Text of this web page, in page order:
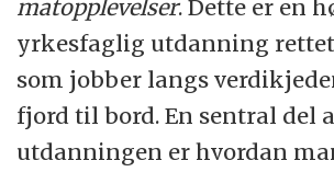
matopplevelser. Dette er en
yrkesfaglig utdanning
som jobber langs
fjord til bord. En sentral del
utdanningen er hvordan